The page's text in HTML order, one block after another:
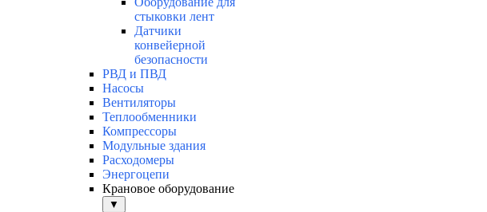
стыковки лент
Датчики
конвейерной
безопасности
РВД и ПВД
Насосы
Вентиляторы
Теплообменники
Компрессоры
Модульные здания
Расходомеры
Энергоцепи
Крановое оборудование
▼